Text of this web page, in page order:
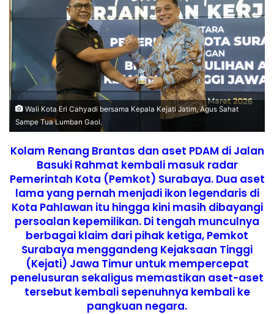
Wali Kota Eri Cahyadi bersama Kepala Kejati Jatim, Agus Sahat
Sampe Tua Lumban Gaol.
Kolam Renang Brantas dan aset PDAM di Jalan
Basuki Rahmat kembali masuk radar
Pemerintah Kota (Pemkot) Surabaya. Dua aset
lama yang pernah menjadi ikon legendaris di
Kota Pahlawan itu hingga kini masih dibayangi
persoalan kepemilikan. Di tengah munculnya
berbagai klaim dari pihak ketiga, Pemkot
Surabaya menggandeng Kejaksaan Tinggi
(Kejati) Jawa Timur untuk mempercepat
penelusuran sekaligus memastikan aset-aset
tersebut kembali sepenuhnya kembali ke
pangkuan negara.